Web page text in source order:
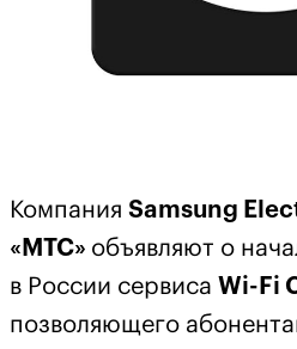
Компания Samsung
«МТС» объявляют о
в России сервиса Wi-Fi
позволяющего